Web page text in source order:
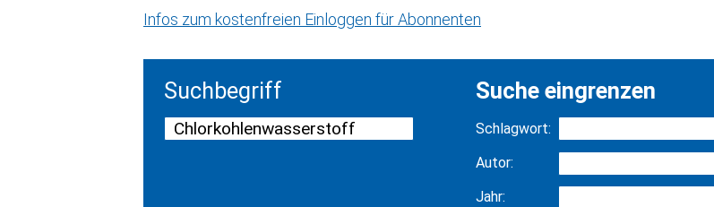
Infos zum kostenfreien Einloggen für Abonnenten
Suchbegriff Suche eingrenzen
Schlagwort:
Autor:
Jahr: